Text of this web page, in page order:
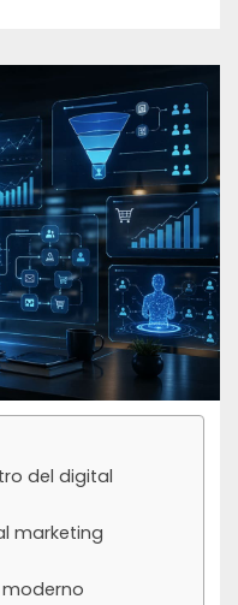
del digital
marketing